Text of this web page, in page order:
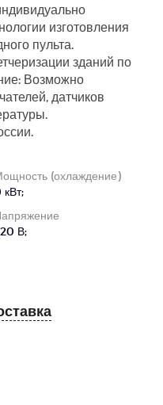
изготовления
пульта.
зданий по
Возможно
датчиков
(охлаждение)
кВт;
В;